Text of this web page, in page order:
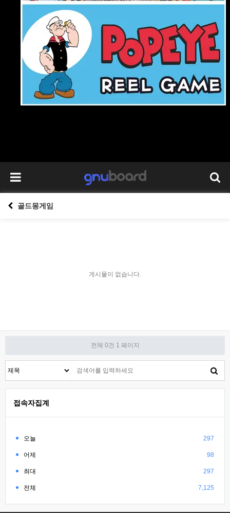
골드몽게임
게시물이 없습니다.
전체 0건 1 페이지
접속자집계
오늘 297
어제 98
최대 297
전체 7,125